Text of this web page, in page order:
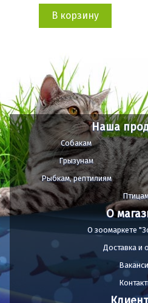
В корзину
Наша
Собакам
Грызунам
Рыбкам, рептилиям
О
О зоомаркете
Доставка и